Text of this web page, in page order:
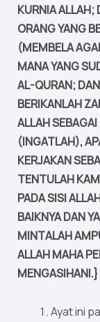
KURNIA ALLAH;
ORANG YANG
(MEMBELA
MANA YANG
AL-QURAN;
BERIKANLAH
ALLAH
(INGATLAH),
KERJAKAN
TENTULAH
PADA SISI
BAIKNYA DAN
MINTALAH
ALLAH MAHA
Ayat ini